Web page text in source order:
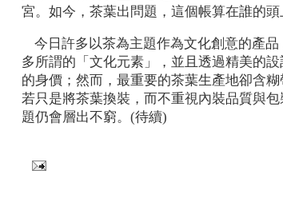
宮。如今，茶葉出問題，這個帳算在誰的頭
今日許多以茶為主題作為文化創意的產
多所謂的「文化元素」，並且透過精美的
的身價；然而，最重要的茶葉生產地卻含
若只是將茶葉換裝，而不重視內裝品質與
題仍會層出不窮。(待續)